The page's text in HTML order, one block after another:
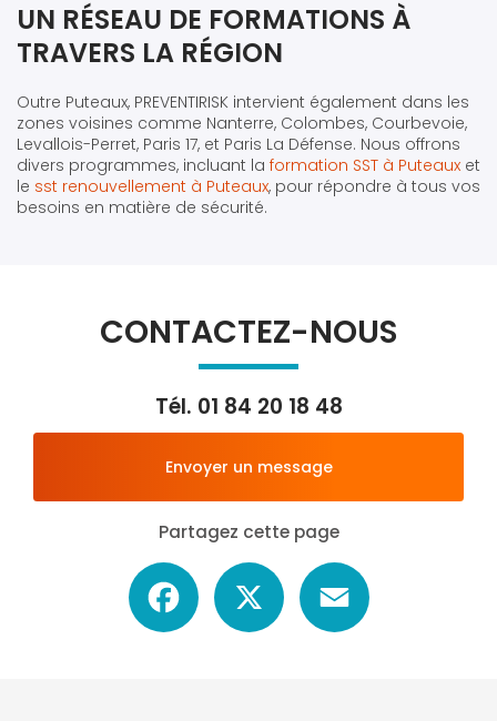
UN RÉSEAU DE FORMATIONS À
TRAVERS LA RÉGION
Outre Puteaux, PREVENTIRISK intervient également dans les
zones voisines comme Nanterre, Colombes, Courbevoie,
Levallois-Perret, Paris 17, et Paris La Défense. Nous offrons
divers programmes, incluant la formation SST à Puteaux et
le sst renouvellement à Puteaux, pour répondre à tous vos
besoins en matière de sécurité.
CONTACTEZ-NOUS
Tél. 01 84 20 18 48
Envoyer un message
Partagez cette page
Facebook